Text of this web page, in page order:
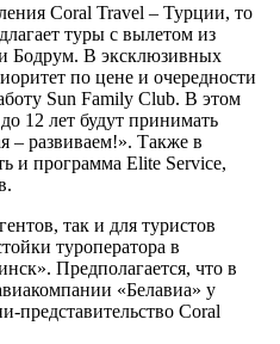
Coral Travel – Турции, то
туры с вылетом из
Бодрум. В эксклюзивных
по цене и очередности
Sun Family Club. В этом
12 лет будут принимать
– развиваем!». Также в
и программа Elite Service,
так и для туристов
туроператора в
Предполагается, что в
«Белавиа» у
представительство Coral